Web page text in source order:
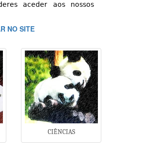
aceder aos nossos
NO SITE
CIÊNCIAS